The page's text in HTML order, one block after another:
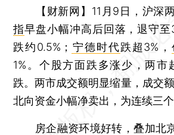
【财新网】 11月9日，沪深
指早盘小幅冲高后回落，退守
跌约0.5%； 宁德时代跌超3%，
1%。个股方面跌多涨少，两市
跌。两市成交额明显缩量，成交
北向资金小幅净卖出，为连续三个
房企融资环境好转，叠加北